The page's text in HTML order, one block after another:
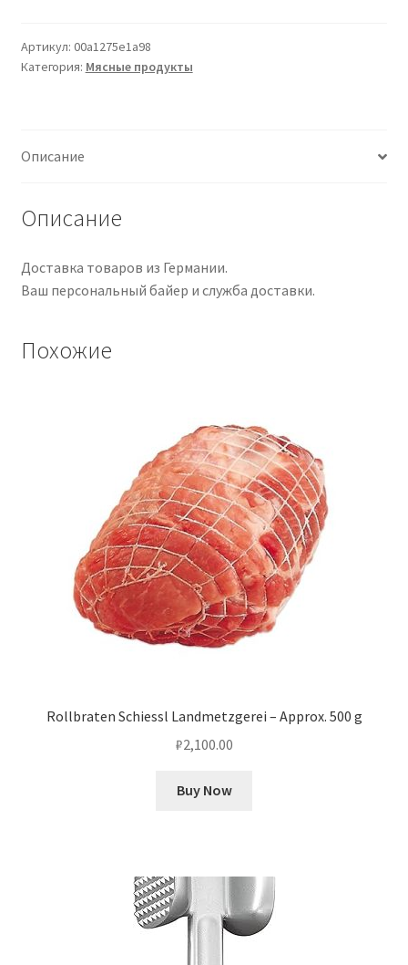
Meat
and
Артикул: 00a1275e1a98
Категория: Мясные продукты
Описание
Описание
Доставка товаров из Германии.
Ваш персональный байер и служба доставки.
Похожие
Rollbraten Schiessl Landmetzgerei – Approx. 500 g
₽2,100.00
Buy Now